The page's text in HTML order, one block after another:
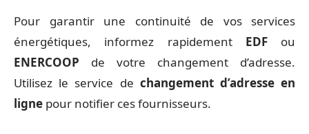
Pour garantir une continuité de vos services
énergétiques, informez rapidement EDFou
ENERCOOP de votre changement d’adresse.
Utilisez le service de changement d’adresse en
ligne pour notifier ces fournisseurs.